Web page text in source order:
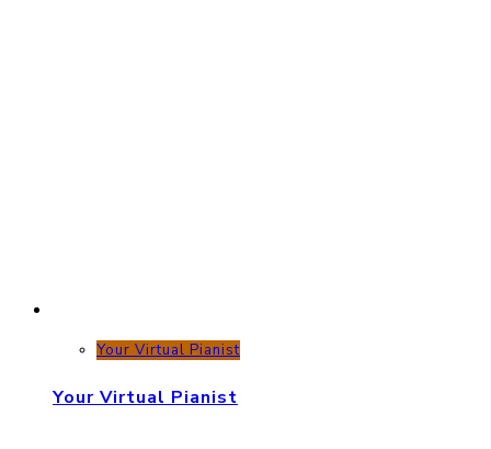
Your Virtual Pianist
Your Virtual Pianist